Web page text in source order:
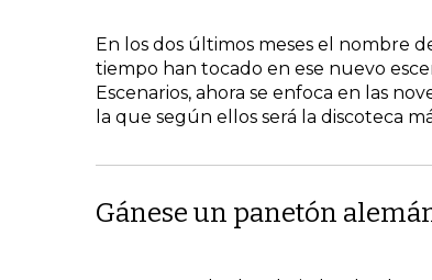
En los dos últimos meses el nombre
tiempo han tocado en ese nuevo
Escenarios, ahora se enfoca en las
la que según ellos será la discoteca
Gánese un panetón